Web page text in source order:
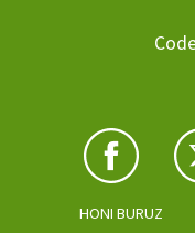
HONI BURUZ